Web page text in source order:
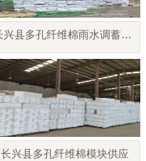
长兴县多孔纤维棉雨水调蓄模块
长兴县多孔纤维棉模块供应